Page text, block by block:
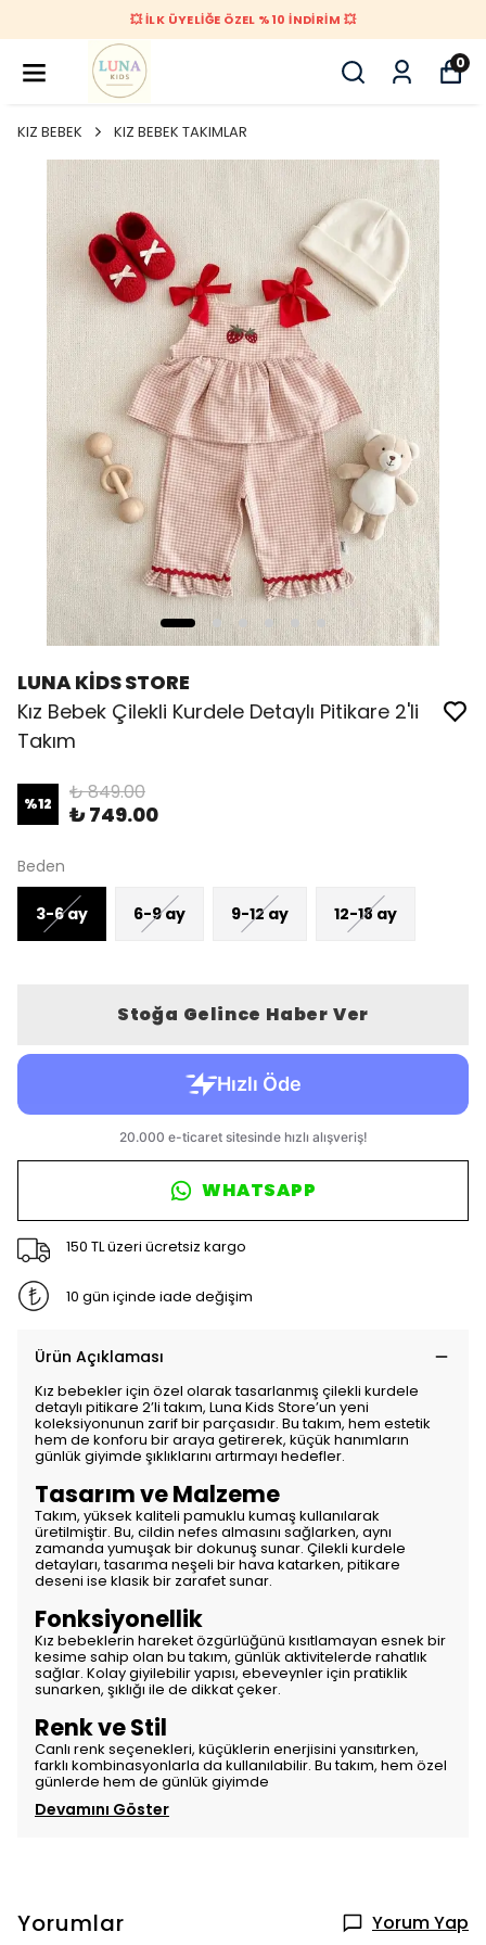
💥 İLK ÜYELİĞE ÖZEL %10 İNDİRİM 💥
0
KIZ BEBEK KIZ BEBEK TAKIMLAR
LUNA KİDS STORE
Kız Bebek Çilekli Kurdele Detaylı Pitikare 2'li
Takım
%12 ₺ 849.00
₺ 749.00
Beden
3-6 ay 6-9 ay 9-12 ay 12-18 ay
Stoğa Gelince Haber Ver
WHATSAPP
150 TL üzeri ücretsiz kargo
10 gün içinde iade değişim
Ürün Açıklaması
Kız bebekler için özel olarak tasarlanmış çilekli kurdele
detaylı pitikare 2’li takım, Luna Kids Store’un yeni
koleksiyonunun zarif bir parçasıdır. Bu takım, hem estetik
hem de konforu bir araya getirerek, küçük hanımların
günlük giyimde şıklıklarını artırmayı hedefler.
Tasarım ve Malzeme
Takım, yüksek kaliteli pamuklu kumaş kullanılarak
üretilmiştir. Bu, cildin nefes almasını sağlarken, aynı
zamanda yumuşak bir dokunuş sunar. Çilekli kurdele
detayları, tasarıma neşeli bir hava katarken, pitikare
deseni ise klasik bir zarafet sunar.
Fonksiyonellik
Kız bebeklerin hareket özgürlüğünü kısıtlamayan esnek bir
kesime sahip olan bu takım, günlük aktivitelerde rahatlık
sağlar. Kolay giyilebilir yapısı, ebeveynler için pratiklik
sunarken, şıklığı ile de dikkat çeker.
Renk ve Stil
Canlı renk seçenekleri, küçüklerin enerjisini yansıtırken,
farklı kombinasyonlarla da kullanılabilir. Bu takım, hem özel
günlerde hem de günlük giyimde
Devamını Göster
Yorumlar Yorum Yap